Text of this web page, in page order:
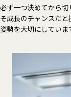
必ず一つ決めてから
そ成長のチャンスだ
姿勢を大切にしていま